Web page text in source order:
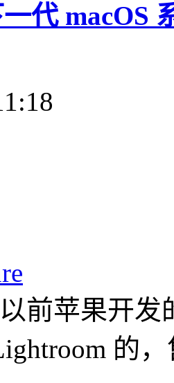
代 macOS
前苹果开
的